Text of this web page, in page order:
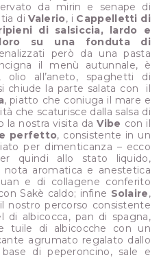
da mirin e senape di
diValerio, i Cappelletti di
di salsiccia, lardo e
su una fonduta di
però da una pasta
il menù autunnale, è
all’aneto, spaghetti di
chiude la parte salata con il
, piatto che coniuga il mare e
che scaturisce dalla salsa di
la nostra visita daVibe con il
perfetto, consistente in un
per dimenticanza – ecco
quindi allo stato liquido,
aromatica e anestetica
e di collagene conferito
Sakè caldo; infine Solaire,
nostro percorso consistente
albicocca, pan di spagna,
tuile di albicocche con un
agrumato regalato dallo
di peperoncino, sale e